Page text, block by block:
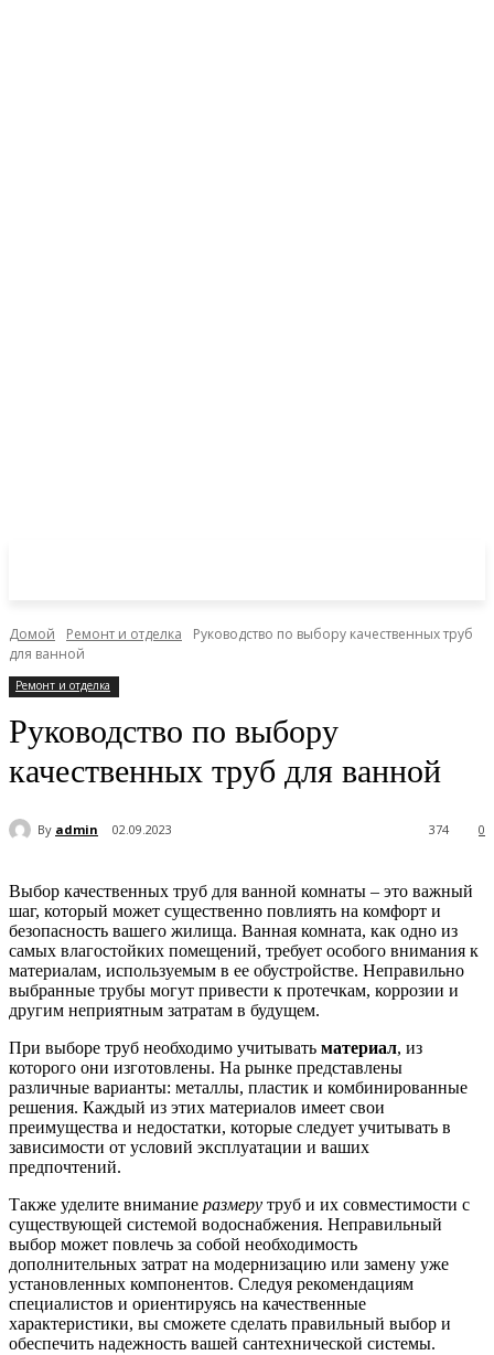
Домой Ремонт и отделка
Руководство по выбору качественных труб
для ванной
Ремонт и отделка
Руководство по выбору
качественных труб для ванной
By admin 02.09.2023 0
374
Выбор качественных труб для ванной комнаты – это важный
шаг, который может существенно повлиять на комфорт и
безопасность вашего жилища. Ванная комната, как одно из
самых влагостойких помещений, требует особого внимания к
материалам, используемым в ее обустройстве. Неправильно
выбранные трубы могут привести к протечкам, коррозии и
другим неприятным затратам в будущем.
При выборе труб необходимо учитывать материал, из
которого они изготовлены. На рынке представлены
различные варианты: металлы, пластик и комбинированные
решения. Каждый из этих материалов имеет свои
преимущества и недостатки, которые следует учитывать в
зависимости от условий эксплуатации и ваших
предпочтений.
Также уделите внимание размеру труб и их совместимости с
существующей системой водоснабжения. Неправильный
выбор может повлечь за собой необходимость
дополнительных затрат на модернизацию или замену уже
установленных компонентов. Следуя рекомендациям
специалистов и ориентируясь на качественные
характеристики, вы сможете сделать правильный выбор и
обеспечить надежность вашей сантехнической системы.